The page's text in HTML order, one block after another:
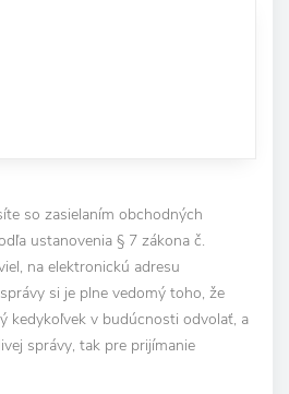
so zasielaním obchodných
ustanovenia § 7 zákona č.
na elektronickú adresu
si je plne vedomý toho, že
kedykoľvek v budúcnosti odvolať, a
správy, tak pre prijímanie